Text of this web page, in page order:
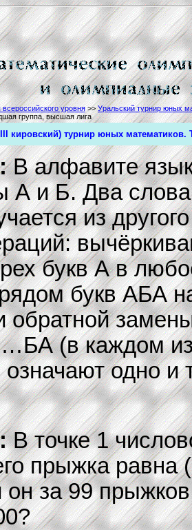
уровня >>Уральский турнир юных
группа, высшая лига
кировский) турнир юных
В алфавите
А и Б. Два
из
букв А в
букв АБА
обратной
(в каждом из
означают одно и
В точке 1
прыжка
за 99